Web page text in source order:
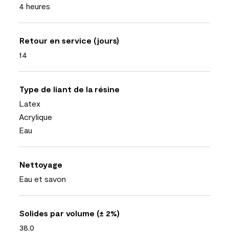
4 heures
Retour en service (jours)
14
Type de liant de la résine
Latex
Acrylique
Eau
Nettoyage
Eau et savon
Solides par volume (± 2%)
38.0